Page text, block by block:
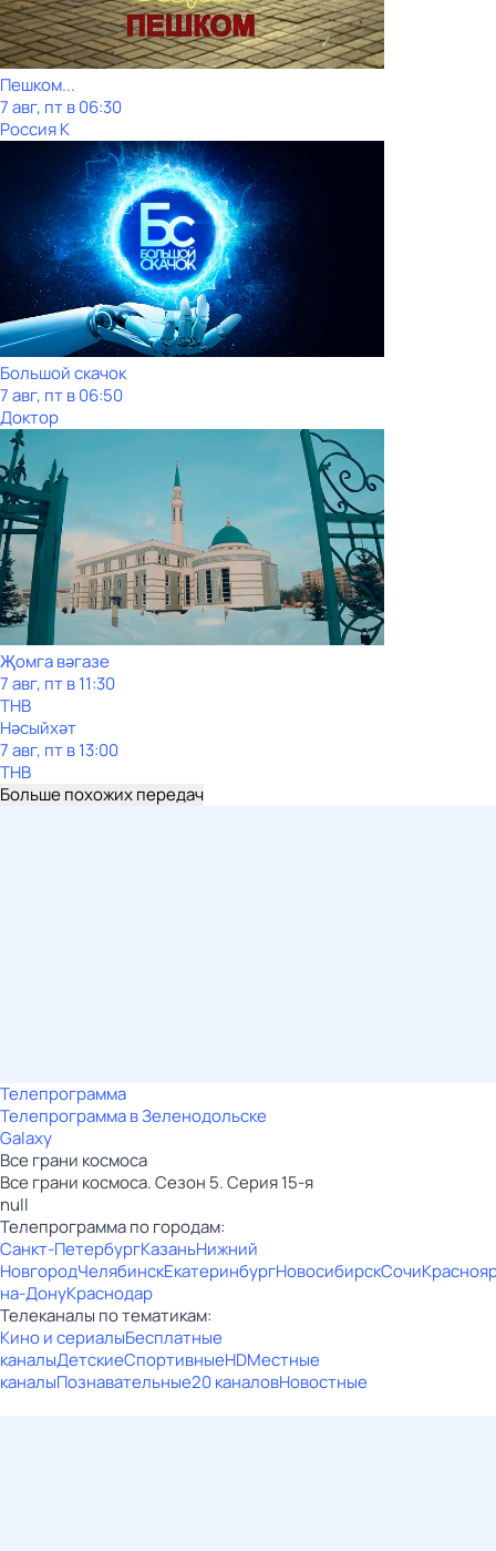
Пешком...
7 авг, пт в 06:30
Россия К
Большой скачок
7 авг, пт в 06:50
Доктор
Җомга вәгазе
7 авг, пт в 11:30
ТНВ
Нәсыйхәт
7 авг, пт в 13:00
ТНВ
Больше похожих передач
Телепрограмма
Телепрограмма в Зеленодольске
Galaxy
Все грани космоса
Все грани космоса. Сезон 5. Серия 15-я
null
Телепрограмма по городам:
Санкт-ПетербургКазаньНижний
НовгородЧелябинскЕкатеринбургНовосибирскСочи
на-ДонуКраснодар
Телеканалы по тематикам:
Кино и сериалыБесплатные
каналыДетскиеСпортивныеHDМестные
каналыПознавательные20 каналовНовостные